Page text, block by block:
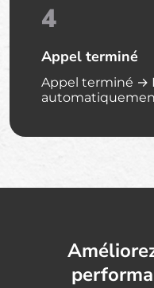
4
Appel terminé
Appel terminé →